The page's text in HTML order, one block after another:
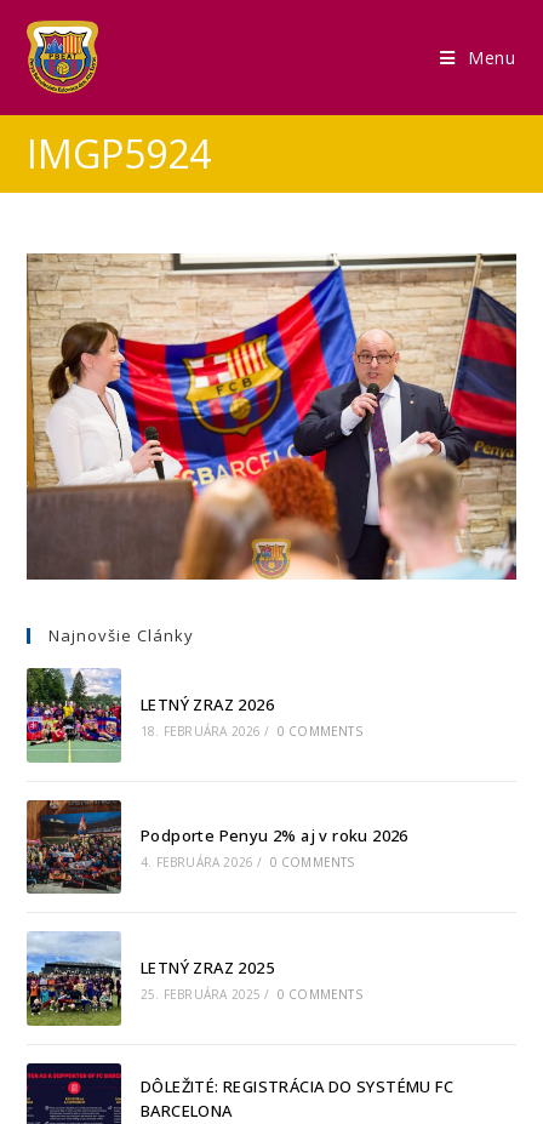
Menu
IMGP5924
Najnovšie Clánky
LETNÝ ZRAZ 2026
18. FEBRUÁRA 2026 / 0 COMMENTS
Podporte Penyu 2% aj v roku 2026
4. FEBRUÁRA 2026 / 0 COMMENTS
LETNÝ ZRAZ 2025
25. FEBRUÁRA 2025 / 0 COMMENTS
DÔLEŽITÉ: REGISTRÁCIA DO SYSTÉMU FC
BARCELONA